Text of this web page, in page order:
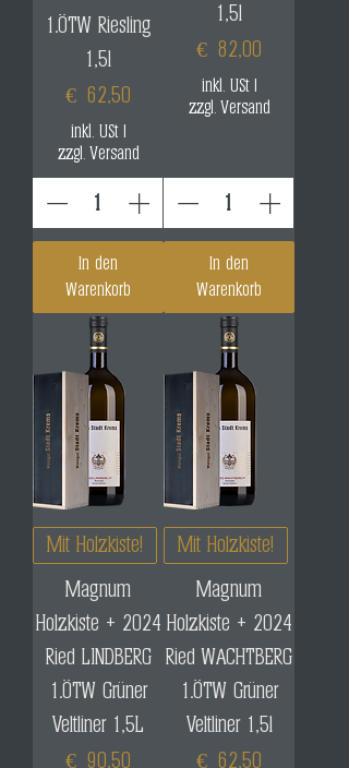
1.ÖTW Riesling
1,5l
Preis
€ 62,50
inkl. USt|
zzgl. Versand
In den
Warenkorb
1,5l
Preis
€ 82,00
inkl. USt|
zzgl. Versand
In den
Warenkorb
Mit Holzkiste!
Magnum
Holzkiste + 2024
Ried LINDBERG
1.ÖTW Grüner
Veltliner 1,5L
Preis
€ 90,50
Mit Holzkiste!
Magnum
Holzkiste + 2024
Ried WACHTBERG
1.ÖTW Grüner
Veltliner 1,5l
Preis
€ 62,50